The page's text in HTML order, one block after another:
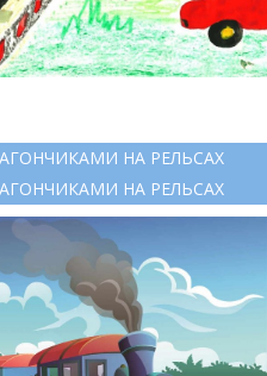
НА РЕЛЬСАХ
НА РЕЛЬСАХ